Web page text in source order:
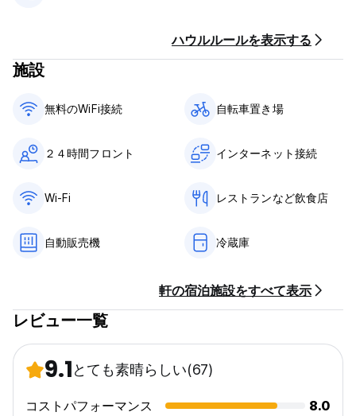
ハウルルールを表示する
施設
無料のWiFi接続 自転車置き場
２４時間フロント インターネット接続
Wi-Fi レストランなど飲食店
自動販売機 冷蔵庫
軒の宿泊施設をすべて表示
レビュー一覧
9.1とても素晴らしい(67)
コストパフォーマンス
8.0